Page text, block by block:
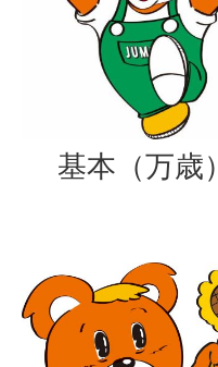
基本（万歳）